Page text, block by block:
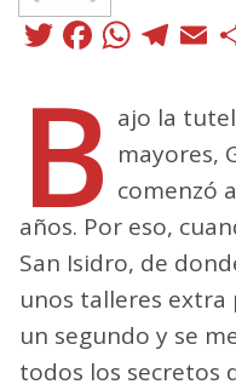
Twitter
B ajo la
mayores,
comenzó
años. Por eso,
San Isidro, de
unos talleres
un segundo y se
todos los